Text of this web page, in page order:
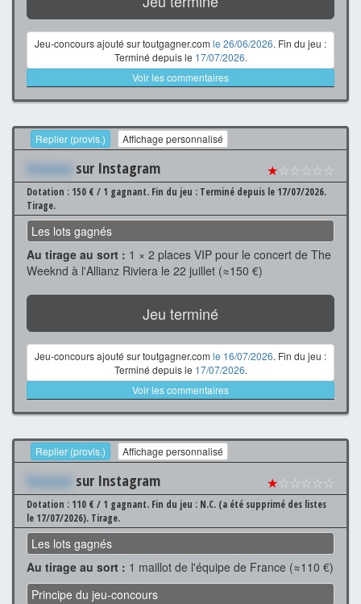
Jeu-concours ajouté sur toutgagner.com le 26/06/2026. Fin du jeu :
Terminé depuis le 17/07/2026.
Voir les commentaires
Replier (provis.) Affichage personnalisé
Xxxxxxx sur Instagram ★☆☆☆☆☆
Dotation : 150 € / 1 gagnant. Fin du jeu : Terminé depuis le 17/07/2026.
Tirage.
Les lots gagnés
Au tirage au sort : 1 × 2 places VIP pour le concert de The
Weeknd à l'Allianz Riviera le 22 juillet (≈150 €)
Jeu terminé
Jeu-concours ajouté sur toutgagner.com le 16/07/2026. Fin du jeu :
Terminé depuis le 17/07/2026.
Voir les commentaires
Replier (provis.) Affichage personnalisé
Xxxxxxx sur Instagram ★☆☆☆☆☆
Dotation : 110 € / 1 gagnant. Fin du jeu : N.C. (a été supprimé des listes
le 17/07/2026). Tirage.
Les lots gagnés
Au tirage au sort : 1 maillot de l'équipe de France (≈110 €)
Principe du jeu-concours